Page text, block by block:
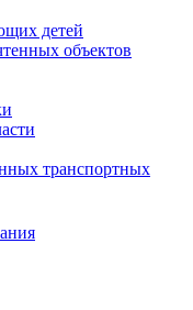
детей
объектов
транспортных